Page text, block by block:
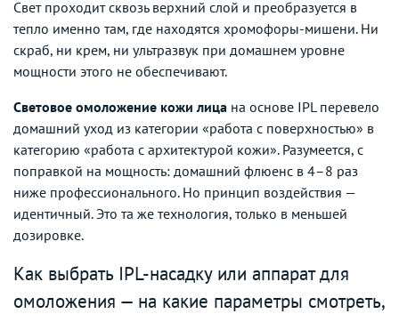
Свет проходит сквозь верхний слой и преобразуется в
тепло именно там, где находятся хромофоры-мишени. Ни
скраб, ни крем, ни ультразвук при домашнем уровне
мощности этого не обеспечивают.
Световое омоложение кожи лица на основе IPL перевело
домашний уход из категории «работа с поверхностью» в
категорию «работа с архитектурой кожи». Разумеется, с
поправкой на мощность: домашний флюенс в 4–8 раз
ниже профессионального. Но принцип воздействия —
идентичный. Это та же технология, только в меньшей
дозировке.
Как выбрать IPL-насадку или аппарат для
омоложения — на какие параметры смотреть,